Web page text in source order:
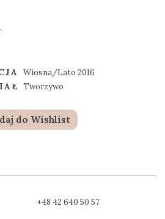
Wiosna/Lato 2016
Tworzywo
do Wishlist
+48 42 640 50 57